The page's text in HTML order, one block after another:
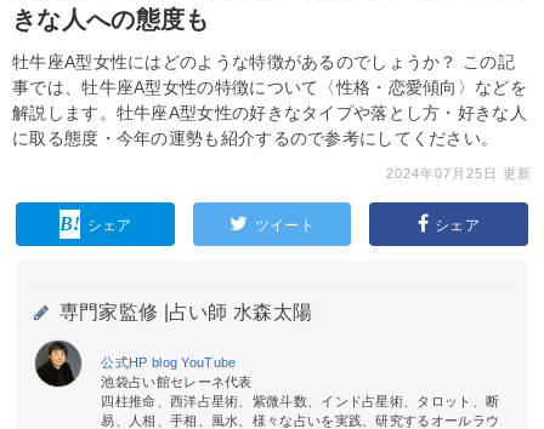
きな人への態度も
牡牛座A型女性にはどのような特徴があるのでしょうか？ この記
事では、牡牛座A型女性の特徴について〈性格・恋愛傾向〉などを
解説します。牡牛座A型女性の好きなタイプや落とし方・好きな人
に取る態度・今年の運勢も紹介するので参考にしてください。
2024年07月25日 更新
シェア ツイート シェア
専門家監修 | 占い師 水森太陽
公式HP blogYouTube
池袋占い館セレーネ代表
四柱推命、西洋占星術、紫微斗数、インド占星術、タロット、断
易、人相、手相、風水、様々な占いを実践、研究するオールラウ